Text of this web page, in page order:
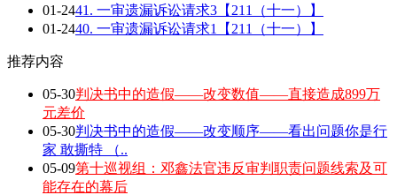
01-2441. 一审遗漏诉讼请求3【211（十一）】
01-2440. 一审遗漏诉讼请求1【211（十一）】
推荐内容
05-30判决书中的造假——改变数值——直接造成899万
元差价
05-30判决书中的造假——改变顺序——看出问题你是行
家 敢撕特 （..
05-09第十巡视组：邓鑫法官违反审判职责问题线索及可
能存在的幕后